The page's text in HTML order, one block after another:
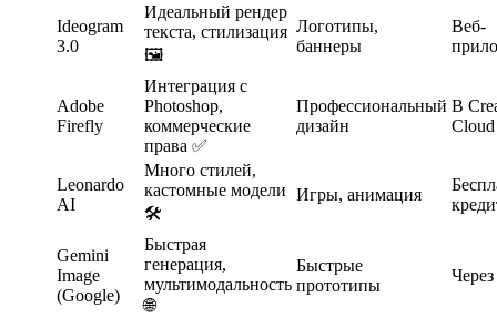
Ideogram
3.0
Идеальный рендер
текста, стилизация
🖼️
Логотипы,
баннеры
Веб-
Adobe
Firefly
Интеграция с
Photoshop,
коммерческие
права ✅
Профессиональный
дизайн
В
Cloud
Leonardo
AI
Много стилей,
кастомные модели
🛠️
Игры, анимация
Gemini
Image
(Google)
Быстрая
генерация,
мультимодальность
🌐
Быстрые
прототипы